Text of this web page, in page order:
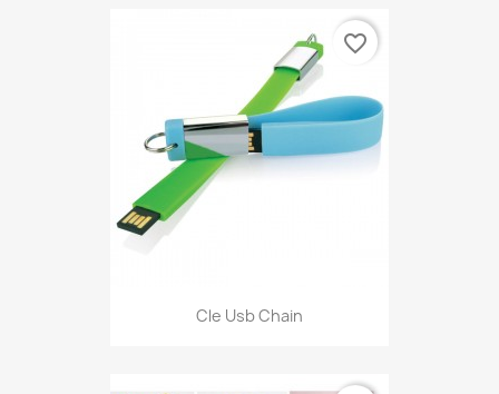
Cle Usb Chain
favorite_border